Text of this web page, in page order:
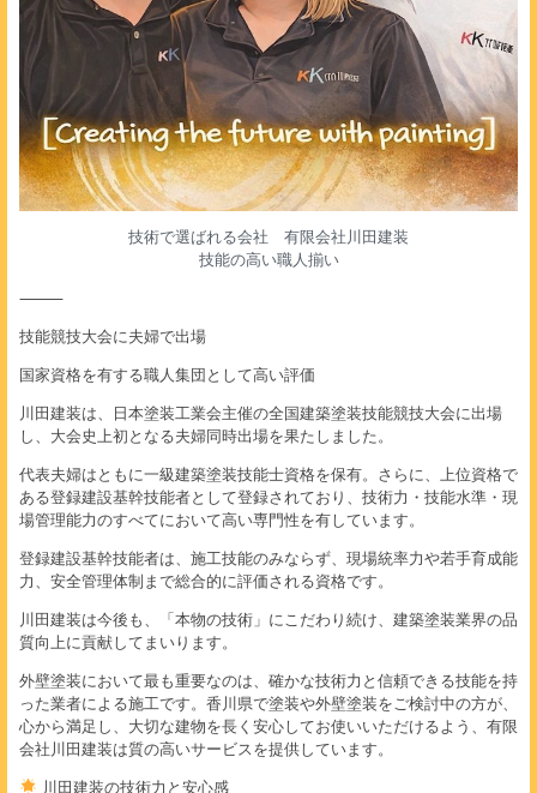
技術で選ばれる会社 有限会社川田建装
技能の高い職人揃い
⸻
技能競技大会に夫婦で出場
国家資格を有する職人集団として高い評価
川田建装は、日本塗装工業会主催の全国建築塗装技能競技大会に出場
し、大会史上初となる夫婦同時出場を果たしました。
代表夫婦はともに一級建築塗装技能士資格を保有。さらに、上位資格で
ある登録建設基幹技能者として登録されており、技術力・技能水準・現
場管理能力のすべてにおいて高い専門性を有しています。
登録建設基幹技能者は、施工技能のみならず、現場統率力や若手育成能
力、安全管理体制まで総合的に評価される資格です。
川田建装は今後も、「本物の技術」にこだわり続け、建築塗装業界の品
質向上に貢献してまいります。
外壁塗装において最も重要なのは、確かな技術力と信頼できる技能を持
った業者による施工です。香川県で塗装や外壁塗装をご検討中の方が、
心から満足し、大切な建物を長く安心してお使いいただけるよう、有限
会社川田建装は質の高いサービスを提供しています。
川田建装の技術力と安心感